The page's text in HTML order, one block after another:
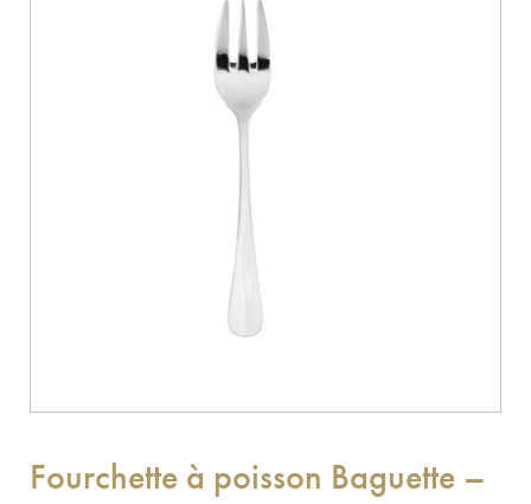
Fourchette à poisson Baguette –